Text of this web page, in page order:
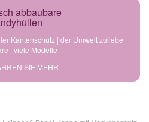
abbaubare
Kantenschutz | der Umwelt zuliebe |
| viele Modelle
SIE MEHR